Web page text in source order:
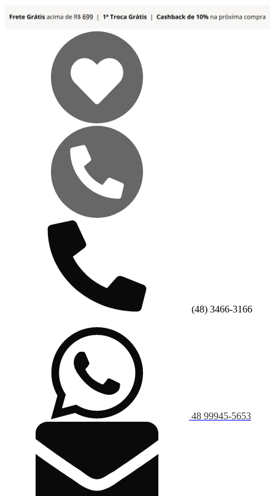
(48) 3466-3166
48 99945-5653